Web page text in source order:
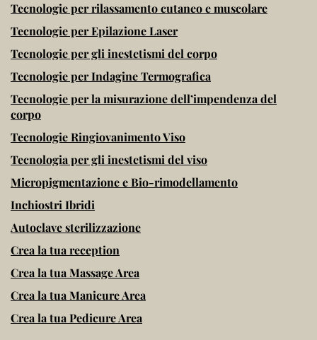
Tecnologie per rilassamento cutaneo e muscolare
Tecnologie per Epilazione Laser
Tecnologie per gli inestetismi del corpo
Tecnologie per Indagine Termografica
Tecnologie per la misurazione dell’impendenza del
corpo
Tecnologie Ringiovanimento Viso
Tecnologia per gli inestetismi del viso
Micropigmentazione e Bio-rimodellamento
Inchiostri Ibridi
Autoclave sterilizzazione
Crea la tua reception
Crea la tua Massage Area
Crea la tua Manicure Area
Crea la tua Pedicure Area